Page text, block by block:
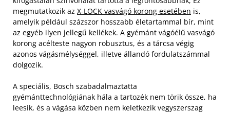
megmutatkozik az X-LOCK vasvágó korong esetében is,
amelyik például százszor hosszabb életartammal bír, mint
az egyéb ilyen jellegű kellékek. A gyémánt vágóélű vasvágó
korong acélteste nagyon robusztus, és a tárcsa végig
azonos vágásmélységgel, illetve állandó fordulatszámmal
dolgozik.
A speciális, Bosch szabadalmaztatta
gyémánttechnológiának hála a tartozék nem törik össze, ha
leesik, és a vágása közben nem keletkezik vegyszerszag